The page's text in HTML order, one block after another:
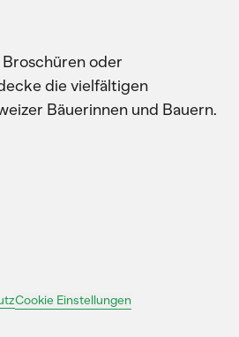
oder
die vielfältigen
Bäuerinnen und Bauern.
Cookie Einstellungen